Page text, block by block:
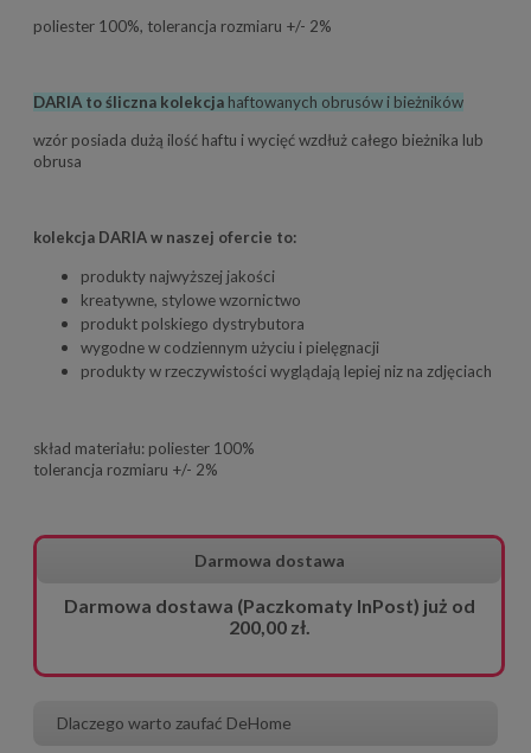
poliester 100%, tolerancja rozmiaru +/- 2%
DARIA to śliczna kolekcja haftowanych obrusów i bieżników
wzór posiada dużą ilość haftu i wycięć wzdłuż całego bieżnika lub
obrusa
kolekcja DARIA w naszej ofercie to:
produkty najwyższej jakości
kreatywne, stylowe wzornictwo
produkt polskiego dystrybutora
wygodne w codziennym użyciu i pielęgnacji
produkty w rzeczywistości wyglądają lepiej niz na zdjęciach
skład materiału: poliester 100%
tolerancja rozmiaru +/- 2%
Darmowa dostawa
Darmowa dostawa (Paczkomaty InPost) już od
200,00 zł.
Dlaczego warto zaufać DeHome